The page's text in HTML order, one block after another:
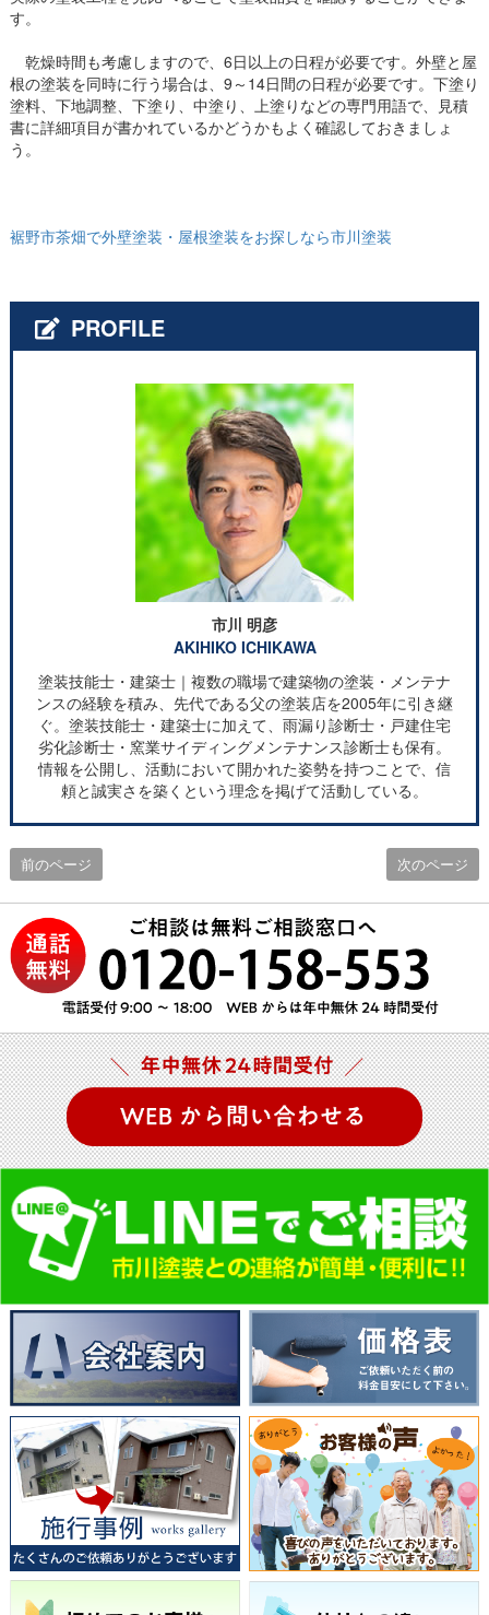
す。
乾燥時間も考慮しますので、6日以上の日程が必要です。外壁と屋
根の塗装を同時に行う場合は、9～14日間の日程が必要です。下塗り
塗料、下地調整、下塗り、中塗り、上塗りなどの専門用語で、見積
書に詳細項目が書かれているかどうかもよく確認しておきましょ
う。
裾野市茶畑で外壁塗装・屋根塗装をお探しなら市川塗装
PROFILE
市川 明彦
AKIHIKO ICHIKAWA
塗装技能士・建築士｜複数の職場で建築物の塗装・メンテナ
ンスの経験を積み、先代である父の塗装店を2005年に引き継
ぐ。塗装技能士・建築士に加えて、雨漏り診断士・戸建住宅
劣化診断士・窯業サイディングメンテナンス診断士も保有。
情報を公開し、活動において開かれた姿勢を持つことで、信
頼と誠実さを築くという理念を掲げて活動している。
前のページ 次のページ